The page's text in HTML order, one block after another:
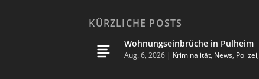
KÜRZLICHE POSTS
Wohnungseinbrüche in Pulheim
Aug. 6, 2026 | Kriminalität, News, Polizei,